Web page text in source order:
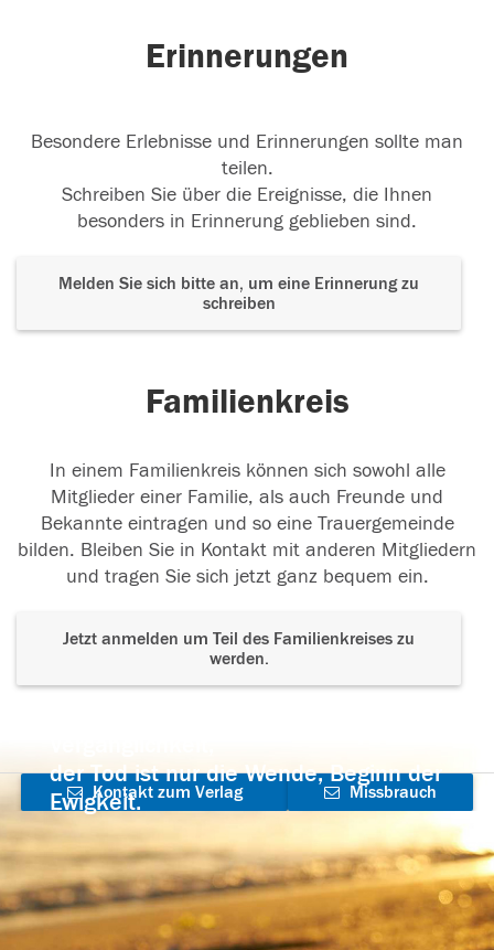
Erinnerungen
Besondere Erlebnisse und Erinnerungen sollte man
teilen.
Schreiben Sie über die Ereignisse, die Ihnen
besonders in Erinnerung geblieben sind.
Melden Sie sich bitte an, um eine Erinnerung zu
schreiben
Familienkreis
In einem Familienkreis können sich sowohl alle
Mitglieder einer Familie, als auch Freunde und
Bekannte eintragen und so eine Trauergemeinde
bilden. Bleiben Sie in Kontakt mit anderen Mitgliedern
und tragen Sie sich jetzt ganz bequem ein.
Jetzt anmelden um Teil des Familienkreises zu
werden.
der Tod ist nur die Wende, Beginn der
Ewigkeit.
Kontakt zum Verlag
aufnehmen
Missbrauch